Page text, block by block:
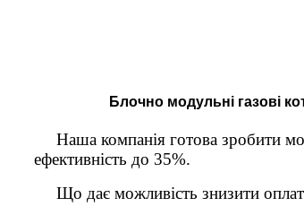
Блочно модульні газові
Наша компанія готова зробити
ефективність до 35%.
Що дає можливість знизити